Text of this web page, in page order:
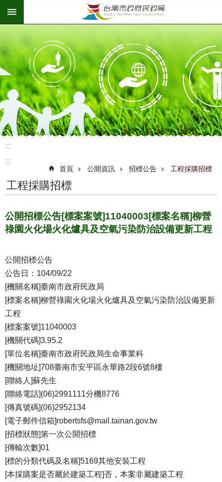
跳到主要內容區塊
:::
:::
首頁 公開資訊 招標公告 工程採購招標
工程採購招標
公開招標公告[標案案號]11040003[標案名稱]柳營
祿園火化場火化爐具及空氣污染防治設備更新工程
公開招標公告
公告日：104/09/22
[機關名稱]臺南市政府民政局
[標案名稱]柳營祿園火化場火化爐具及空氣污染防治設備更新
工程
[標案案號]11040003
[機關代碼]3.95.2
[單位名稱]臺南市政府民政局生命事業科
[機關地址]708臺南市安平區永華路2段6號8樓
[聯絡人]蘇先生
[聯絡電話](06)2991111分機8776
[傳真號碼](06)2952134
[電子郵件信箱]robertsfs@mail.tainan.gov.tw
[招標狀態]第一次公開招標
[傳輸次數]01
[標的分類代碼及名稱]5169其他安裝工程
[本採購案是否屬於建築工程]否，本案非屬建築工程